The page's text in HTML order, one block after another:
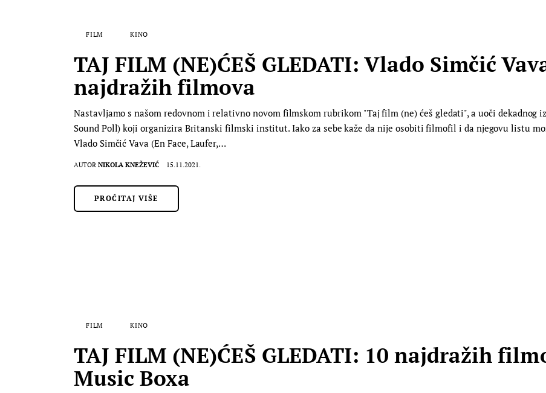
FILM KINO
TAJ FILM (NE)ĆEŠ GLEDATI: Vlado Simčić
najdražih filmova
Nastavljamo s našom redovnom i relativno novom filmskom rubrikom "Taj film (ne) ćeš gledati", a uoči
Sound Poll) koji organizira Britanski filmski institut. Iako za sebe kaže da nije osobiti filmofil i da njegovu listu
Vlado Simčić Vava (En Face, Laufer,…
AUTOR NIKOLA KNEŽEVIĆ 15.11.2021.
PROČITAJ VIŠE
FILM KINO
TAJ FILM (NE)ĆEŠ GLEDATI: 10 najdražih
Music Boxa